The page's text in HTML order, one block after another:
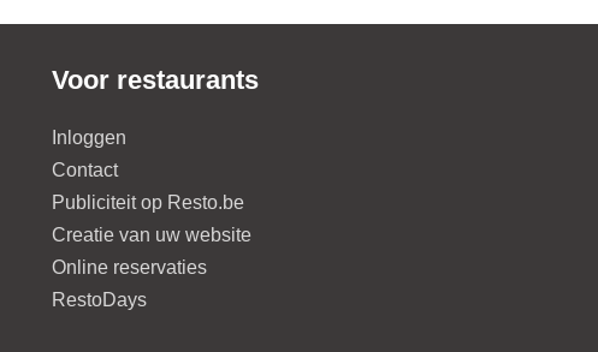
Voor restaurants
Inloggen
Contact
Publiciteit op Resto.be
Creatie van uw website
Online reservaties
RestoDays